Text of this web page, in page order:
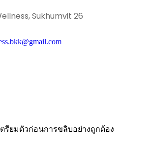
Sukhumvit 26
ตรียมตัวก่อนการขลิบอย่างถูกต้อง